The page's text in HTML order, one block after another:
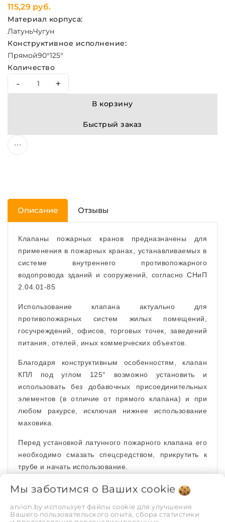
115,29 руб.
Материал корпуса:
ЛатуньЧугун
Конструктивное исполнение:
Прямой90°125°
Количество
- +
В корзину
Быстрый заказ
Описание Отзывы
Клапаны пожарных кранов предназначены для
применения в пожарных кранах, устанавливаемых в
системе внутреннего противопожарного
водопровода зданий и сооружений, согласно СНиП
2.04.01-85
Использование клапана актуально для
противопожарных систем жилых помещений,
госучреждений, офисов, торговых точек, заведений
питания, отелей, иных коммерческих объектов.
Благодаря конструктивным особенностям, клапан
КПЛ под углом 125° возможно установить и
использовать без добавочных присоединительных
элементов (в отличие от прямого клапана) и при
любом ракурсе, исключая нижнее использование
маховика.
Перед установкой латунного пожарного клапана его
необходимо смазать спецсредством, прикрутить к
трубе и начать использование.
Схема внутреннего противопожарного
водопровода:
Мы заботимся о Ваших cookie
arvion.by использует файлы cookie для улучшения
Вашего пользовательского опыта, сбора статистики